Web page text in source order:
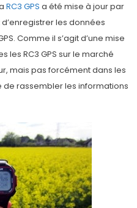
RC3 GPS a été mise à jour par
les données
Comme il s’agit d’une mise
les RC3 GPS sur le marché
mais pas forcément dans les
rassembler les informations